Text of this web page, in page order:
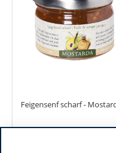
Feigensenf scharf -